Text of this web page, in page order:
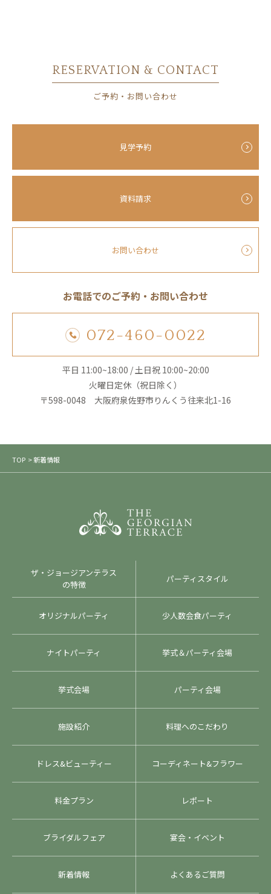
RESERVATION & CONTACT
ご予約・お問い合わせ
見学予約
資料請求
お問い合わせ
お電話でのご予約・お問い合わせ
072-460-0022
平日 11:00~18:00 / 土日祝 10:00~20:00
火曜日定休（祝日除く）
〒598-0048 大阪府泉佐野市りんくう往来北1-16
TOP > 新着情報
ザ・ジョージアンテラス
の特徴
パーティスタイル
オリジナルパーティ 少人数会食パーティ
ナイトパーティ 挙式＆パーティ会場
挙式会場 パーティ会場
施設紹介 料理へのこだわり
ドレス&ビューティー コーディネート&フラワー
料金プラン レポート
ブライダルフェア 宴会・イベント
新着情報 よくあるご質問